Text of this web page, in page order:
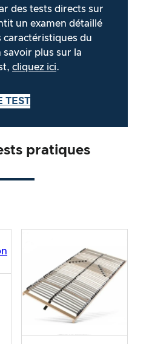
des tests directs sur
un examen détaillé
caractéristiques du
plus sur la
cliquez ici.
TEST
pratiques